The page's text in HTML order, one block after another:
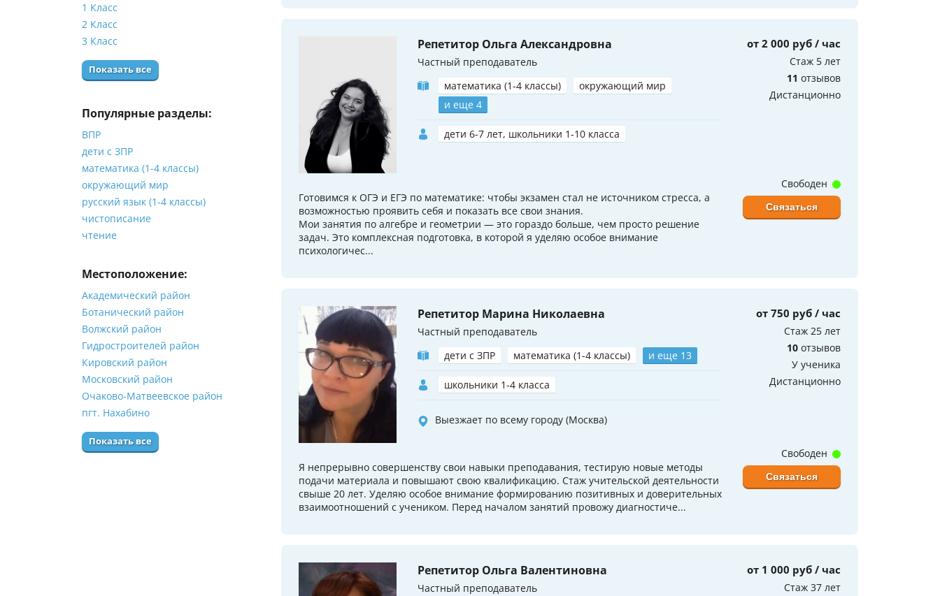
1 Класс
2 Класс
3 Класс
Показать все
Популярные разделы:
ВПР
дети с ЗПР
математика (1-4 классы)
окружающий мир
русский язык (1-4 классы)
чистописание
чтение
Местоположение:
Академический район
Ботанический район
Волжский район
Гидростроителей район
Кировский район
Московский район
Очаково-Матвеевское район
пгт. Нахабино
Показать все
Репетитор Ольга Александровна
Частный преподаватель
математика (1-4 классы)
окружающий мир
и еще 4
дети 6-7 лет, школьники 1-10 класса
от 2 000 руб / час
Стаж 5 лет
11 отзывов
Дистанционно
Готовимся к ОГЭ и ЕГЭ по математике: чтобы экзамен стал не источником стресса, а
возможностью проявить себя и показать все свои знания.
Мои занятия по алгебре и геометрии — это гораздо больше, чем просто решение
задач. Это комплексная подготовка, в которой я уделяю особое внимание
психологичес...
Свободен
Связаться
Репетитор Марина Николаевна
Частный преподаватель
дети с ЗПР
математика (1-4 классы) и еще 13
школьники 1-4 класса
Выезжает по всему городу (Москва)
от 750 руб / час
Стаж 25 лет
10 отзывов
У ученика
Дистанционно
Я непрерывно совершенству свои навыки преподавания, тестирую новые методы
подачи материала и повышают свою квалификацию. Стаж учительской деятельности
свыше 20 лет. Уделяю особое внимание формированию позитивных и доверительных
взаимоотношений с учеником. Перед началом занятий провожу диагностиче...
Свободен
Связаться
Репетитор Ольга Валентиновна
Частный преподаватель
от 1 000 руб / час
Стаж 37 лет